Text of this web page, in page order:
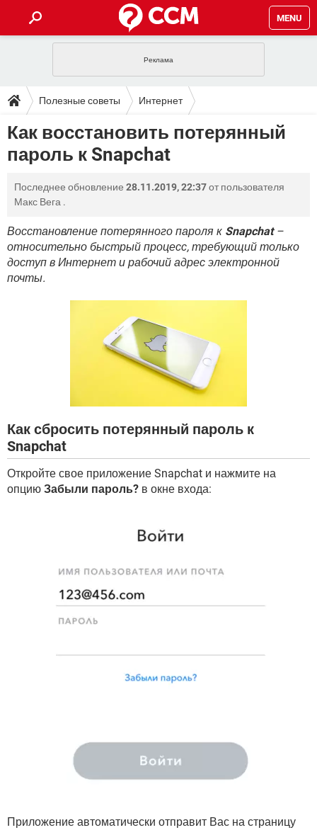
MENU
INSTAGRAM FACEBOOK
ИГРЫ WINDOWS 10
ВКОНТАКТЕ ВИДЕО
ПОЛЕЗНЫЕ СОВЕТЫ
TIKTOK TELEGRAM
WHATSAPP INSTAGRAM
FACEBOOK
WINDOWS 10 ВКОНТАКТЕ
YANDEX
ЗАГРУЗКИ
TIKTOK TELEGRAM
FACEBOOK
ВИДЕО GOOGLE
YANDEX
ФОРУМ
TIKTOK TELEGRAM
FACEBOOK ИГРЫ
WINDOWS 10 ВКОНТАКТЕ
ЭНЦИКЛОПЕДИЯ
WHATSAPP INSTAGRAM
FACEBOOK
Полезные советы Интернет
Как восстановить потерянный
пароль к Snapchat
Последнее обновление 28.11.2019, 22:37от пользователя
Макс Вега .
Восстановление потерянного пароля к Snapchat–
относительно быстрый процесс, требующий только
доступ в Интернет и рабочий адрес электронной
почты.
Как сбросить потерянный пароль к
Snapchat
Откройте свое приложение Snapchat и нажмите на
опцию Забыли пароль? в окне входа:
Приложение автоматически отправит Вас на страницу